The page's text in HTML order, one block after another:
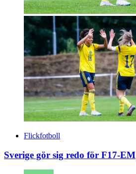
Flickfotboll
Sverige gör sig redo för F17-EM